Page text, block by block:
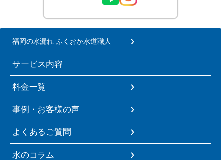
福岡の水漏れ ふくおか水道職人
サービス内容
料金一覧
事例・お客様の声
よくあるご質問
水のコラム